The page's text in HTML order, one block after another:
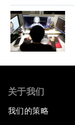
关于我们
我们的策略